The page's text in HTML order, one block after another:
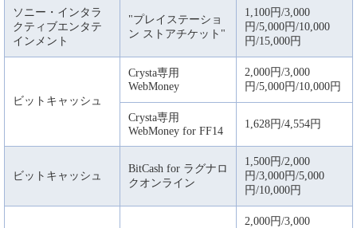
ソニー・インタラ
クティブエンタテ
インメント
"プレイステーショ
ン ストアチケット"
1,100円/3,000
円/5,000円/10,000
円/15,000円
ビットキャッシュ
Crysta専用
WebMoney
2,000円/3,000
円/5,000円/10,000円
Crysta専用
WebMoney for FF14
1,628円/4,554円
ビットキャッシュ
BitCash for ラグナロ
クオンライン
1,500円/2,000
円/3,000円/5,000
円/10,000円
2,000円/3,000